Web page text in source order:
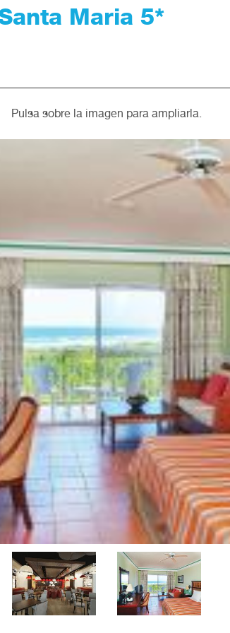
Maria 5*
Pulsa sobre la imagen para ampliarla.